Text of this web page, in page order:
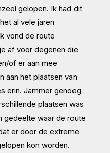
gelopen. Ik had dit
al vele jaren
vond de route
af voor degenen die
of er aan mee
aan het plaatsen van
erin. Jammer genoeg
plaatsen was
gedeelte waar de route
er door de extreme
kon worden.